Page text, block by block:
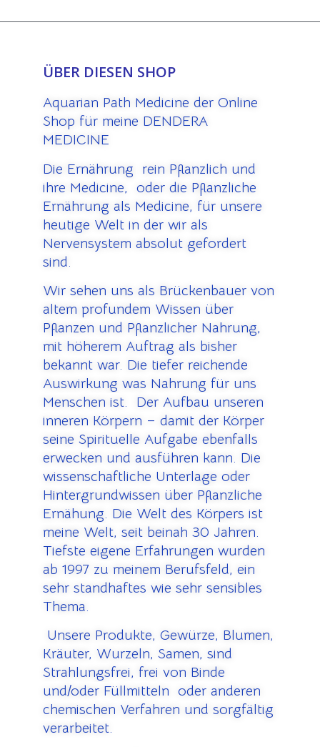
ÜBER DIESEN SHOP
Aquarian Path Medicine der Online
Shop für meine DENDERA
MEDICINE
Die Ernährung rein Pflanzlich und
ihre Medicine, oder die Pflanzliche
Ernährung als Medicine, für unsere
heutige Welt in der wir als
Nervensystem absolut gefordert
sind.
Wir sehen uns als Brückenbauer von
altem profundem Wissen über
Pflanzen und Pflanzlicher Nahrung,
mit höherem Auftrag als bisher
bekannt war. Die tiefer reichende
Auswirkung was Nahrung für uns
Menschen ist. Der Aufbau unseren
inneren Körpern – damit der Körper
seine Spirituelle Aufgabe ebenfalls
erwecken und ausführen kann. Die
wissenschaftliche Unterlage oder
Hintergrundwissen über Pflanzliche
Ernähung. Die Welt des Körpers ist
meine Welt, seit beinah 30 Jahren.
Tiefste eigene Erfahrungen wurden
ab 1997 zu meinem Berufsfeld, ein
sehr standhaftes wie sehr sensibles
Thema.
Unsere Produkte, Gewürze, Blumen,
Kräuter, Wurzeln, Samen, sind
Strahlungsfrei, frei von Binde
und/oder Füllmitteln oder anderen
chemischen Verfahren und sorgfältig
verarbeitet.